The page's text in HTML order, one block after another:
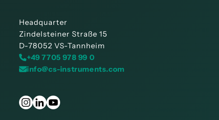
Headquarter
Zindelsteiner Straße 15
D-78052 VS-Tannheim
+49 7705 978 99 0
info@cs-instruments.com